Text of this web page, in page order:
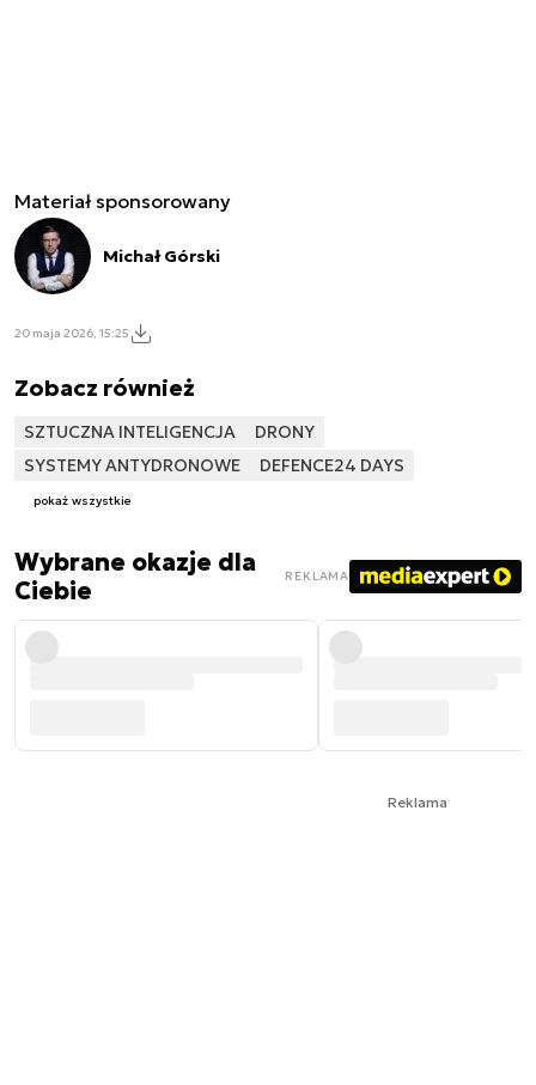
Materiał sponsorowany
Michał Górski
20 maja 2026, 15:25
Zobacz również
SZTUCZNA INTELIGENCJA
DRONY
SYSTEMY ANTYDRONOWE
DEFENCE24 DAYS
pokaż wszystkie
Wybrane okazje dla
Ciebie
REKLAMA
Reklama